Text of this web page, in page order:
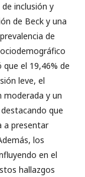
inclusión y
de Beck y una
de
el 19,46% de
leve, el
moderada y un
que
a presentar
los
en el
hallazgos